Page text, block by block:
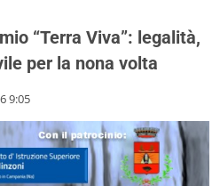
“Terra Viva”: legalità,
per la nona volta
9:05